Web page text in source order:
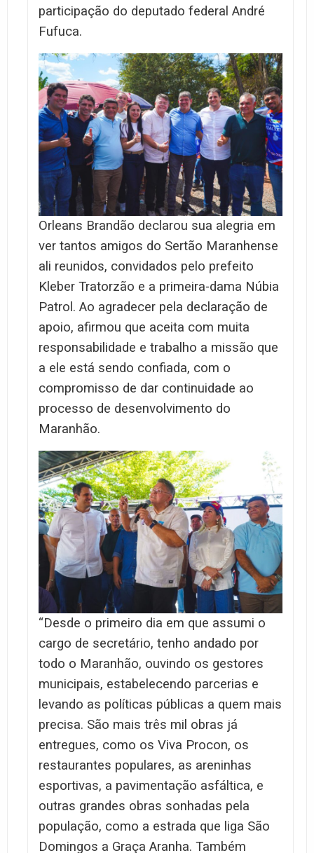
participação do deputado federal André
Fufuca.
Orleans Brandão declarou sua alegria em
ver tantos amigos do Sertão Maranhense
ali reunidos, convidados pelo prefeito
Kleber Tratorzão e a primeira-dama Núbia
Patrol. Ao agradecer pela declaração de
apoio, afirmou que aceita com muita
responsabilidade e trabalho a missão que
a ele está sendo confiada, com o
compromisso de dar continuidade ao
processo de desenvolvimento do
Maranhão.
“Desde o primeiro dia em que assumi o
cargo de secretário, tenho andado por
todo o Maranhão, ouvindo os gestores
municipais, estabelecendo parcerias e
levando as políticas públicas a quem mais
precisa. São mais três mil obras já
entregues, como os Viva Procon, os
restaurantes populares, as areninhas
esportivas, a pavimentação asfáltica, e
outras grandes obras sonhadas pela
população, como a estrada que liga São
Domingos a Graça Aranha. Também